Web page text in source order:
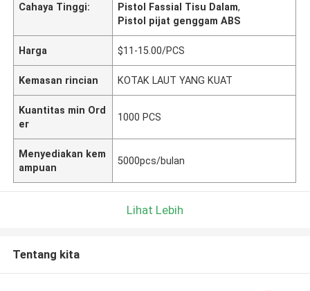
Cahaya Tinggi:
Pistol Fassial Tisu Dalam,
Pistol pijat genggam ABS
Harga $11-15.00/PCS
Kemasan rincian KOTAK LAUT YANG KUAT
Kuantitas min Ord
er
1000 PCS
Menyediakan kem
ampuan
5000pcs/bulan
Lihat Lebih
Tentang kita